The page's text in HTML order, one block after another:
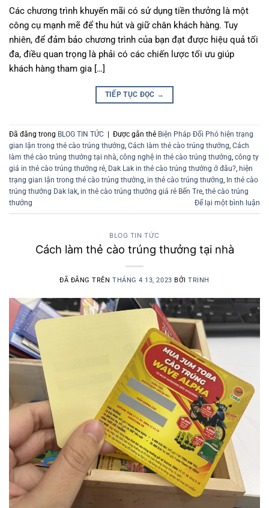
Các chương trình khuyến mãi có sử dụng tiền thưởng là một
công cụ mạnh mẽ để thu hút và giữ chân khách hàng. Tuy
nhiên, để đảm bảo chương trình của bạn đạt được hiệu quả tối
đa, điều quan trọng là phải có các chiến lược tối ưu giúp
khách hàng tham gia […]
TIẾP TỤC ĐỌC →
Đã đăng trong BLOG TIN TỨC Được gắn thẻ Biện Pháp Đối Phó hiện trạng
gian lận trong thẻ cào trúng thưởng, Cách làm thẻ cào trúng thưởng, Cách
làm thẻ cào trúng thưởng tại nhà, công nghệ in thẻ cào trúng thưởng, công ty
giá in thẻ cào trúng thưởng rẻ, Dak Lak in thẻ cào trúng thưởng ở đâu?, hiện
trạng gian lận trong thẻ cào trúng thưởng, in thẻ cào trúng thưởng, In thẻ cào
trúng thưởng Dak lak, in thẻ cào trúng thưởng giá rẻ Bến Tre, thẻ cào trúng
thưởng
Để lại một bình luận
BLOG TIN TỨC
Cách làm thẻ cào trúng thưởng tại nhà
ĐÃ ĐĂNG TRÊN THÁNG 4 13, 2023 BỞITRINH